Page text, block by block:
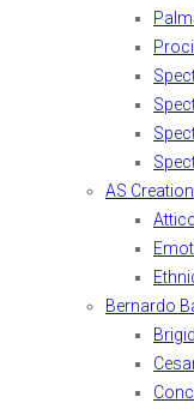
AS Creation
Bernardo